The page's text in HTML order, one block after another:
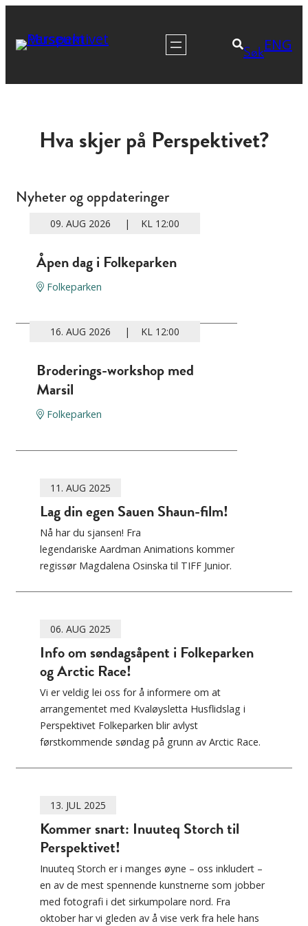
til
SøkENG
Hva skjer på Perspektivet?
Nyheter og oppdateringer
09. AUG 2026 | KL 12:00
Åpen dag i Folkeparken
Folkeparken
16. AUG 2026 | KL 12:00
Broderings-workshop med
Marsil
Folkeparken
11. AUG 2025
Lag din egen Sauen Shaun-film!
Nå har du sjansen! Fra
legendariske Aardman Animations kommer
regissør Magdalena Osinska til TIFF Junior.
06. AUG 2025
Info om søndagsåpent i Folkeparken
og Arctic Race!
Vi er veldig lei oss for å informere om at
arrangementet med Kvaløysletta Husflidslag i
Perspektivet Folkeparken blir avlyst
førstkommende søndag på grunn av Arctic Race.
13. JUL 2025
Kommer snart: Inuuteq Storch til
Perspektivet!
Inuuteq Storch er i manges øyne – oss inkludert –
en av de mest spennende kunstnerne som jobber
med fotografi i det sirkumpolare nord. Fra
oktober har vi gleden av å vise verk fra hele hans